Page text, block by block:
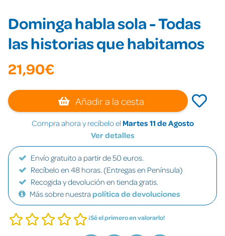
Dominga habla sola - Todas
las historias que habitamos
21,90€
Añadir a la cesta
Compra ahora y recíbelo el Martes 11 de Agosto
Ver detalles
Envío gratuito a partir de 50 euros.
Recíbelo en 48 horas. (Entregas en Península)
Recogida y devolución en tienda gratis.
Más sobre nuestra política de devoluciones
¡Sé el primero en valorarlo!